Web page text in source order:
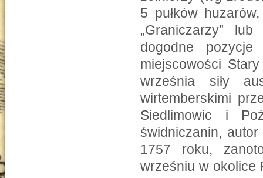
5 pułków
„Graniczarzy”
dogodne
miejscowości
września siły
wirtemberskimi
Siedlimowic i
świdniczanin,
1757 roku,
wrześniu w okolice